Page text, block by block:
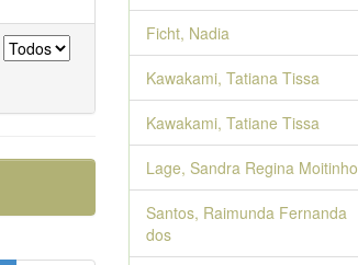
Ficht, Nadia
Kawakami, Tatiana Tissa
Kawakami, Tatiane Tissa
Lage, Sandra Regina Moitinho
Santos, Raimunda Fernanda
dos